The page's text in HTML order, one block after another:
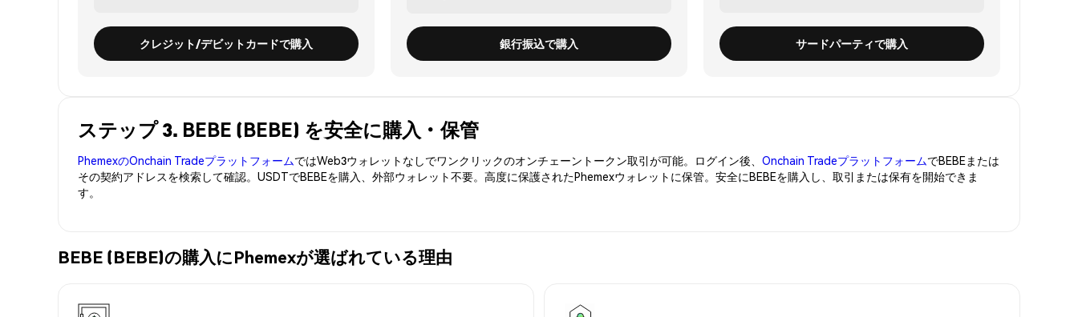
クレジット/デビットカードで購入 銀行振込で購入 サードパーティで購入
ステップ 3. BEBE (BEBE) を安全に購入・保管
PhemexのOnchain TradeプラットフォームではWeb3ウォレットなしでワンクリックのオンチェーントークン取引が可能。ログイン後、 Onchain TradeプラットフォームでBEBEまたは
その契約アドレスを検索して確認。USDTでBEBEを購入、外部ウォレット不要。高度に保護されたPhemexウォレットに保管。安全にBEBEを購入し、取引または保有を開始できま
す。
BEBE (BEBE)の購入にPhemexが選ばれている理由